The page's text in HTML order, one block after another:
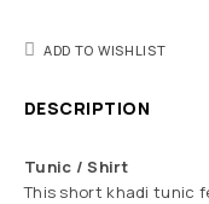
ADD TO WISHLIST
DESCRIPTION
Tunic / Shirt
This short khadi tunic